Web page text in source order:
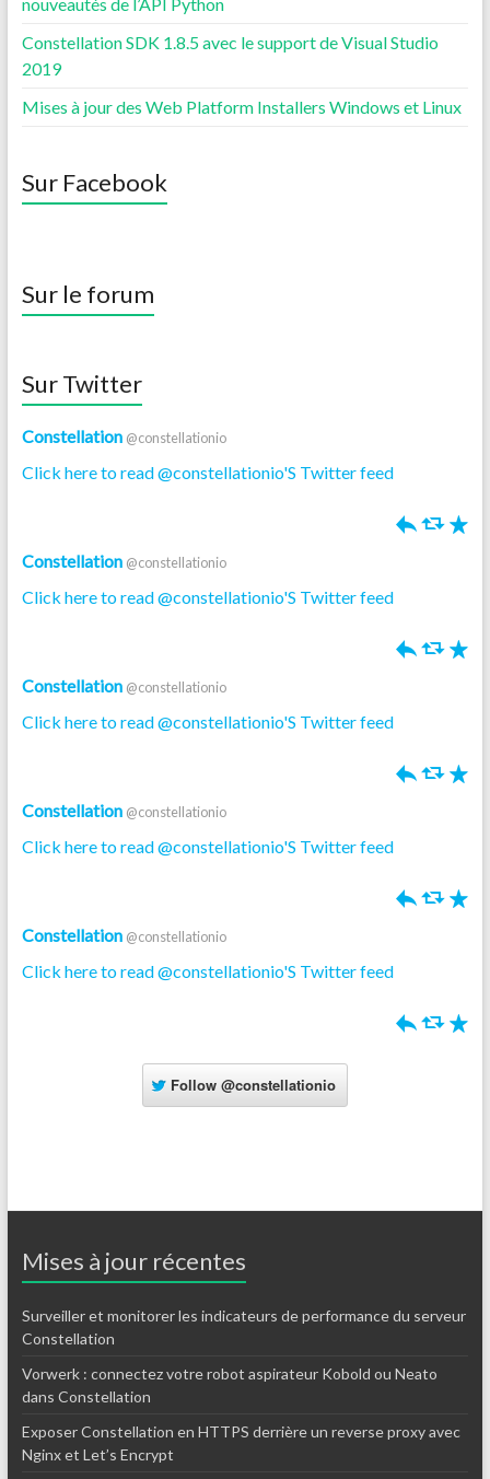
Constellation SDK 1.8.5 avec le support de Visual Studio
2019
Mises à jour des Web Platform Installers Windows et Linux
Sur Facebook
Sur le forum
Sur Twitter
Constellation @constellationio
Click here to read @constellationio'S Twitter feed
h J R
Constellation @constellationio
Click here to read @constellationio'S Twitter feed
h J R
Constellation @constellationio
Click here to read @constellationio'S Twitter feed
h J R
Constellation @constellationio
Click here to read @constellationio'S Twitter feed
h J R
Constellation @constellationio
Click here to read @constellationio'S Twitter feed
h J R
Follow @constellationio
Mises à jour récentes
Surveiller et monitorer les indicateurs de performance du serveur
Constellation
Vorwerk : connectez votre robot aspirateur Kobold ou Neato
dans Constellation
Exposer Constellation en HTTPS derrière un reverse proxy avec
Nginx et Let’s Encrypt